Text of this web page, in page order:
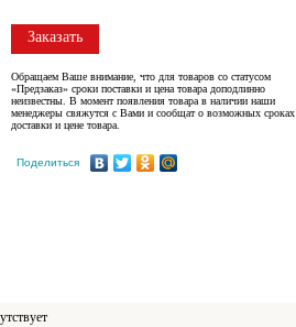
Заказать
Обращаем Ваше внимание, что для товаров со статусом
«Предзаказ» сроки поставки и цена товара доподлинно
неизвестны. В момент появления товара в наличии наши
менеджеры свяжутся с Вами и сообщат о возможных сроках
доставки и цене товара.
Поделиться